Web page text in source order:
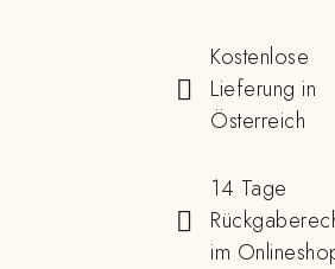
Kostenlose
Lieferung in
Österreich
14 Tage
im